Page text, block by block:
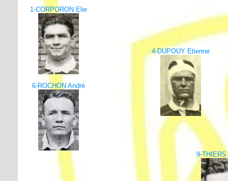
1-CORPORON Elie
4-DUPOUY Etienne
6-ROCHON André
9-THIERS